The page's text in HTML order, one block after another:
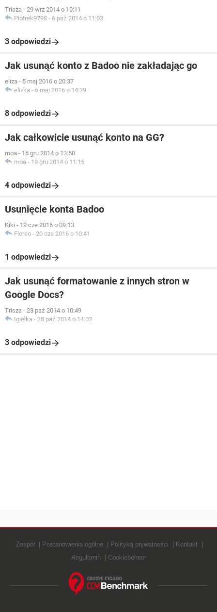
Trisza - 29 wrz 2014 o 10:11
Piotrek9798 - 6 paź 2014 o 11:03
3 odpowiedzi
Jak usunąć konto z Badoo nie zakładając go
eliza - 5 maj 2016 o 20:37
elizka - 6 maj 2016 o 14:29
8 odpowiedzi
Jak całkowicie usunąć konto na GG?
moa - 16 gru 2014 o 13:50
moa - 19 gru 2014 o 11:15
4 odpowiedzi
Usunięcie konta Badoo
Kiki - 19 cze 2016 o 09:13
Floreo - 20 cze 2016 o 10:41
1 odpowiedzi
Jak usunąć formatowanie z innych stron w
Google Docs?
Trisza - 23 paź 2014 o 10:49
Igiełka - 28 paź 2014 o 14:02
3 odpowiedzi
Zespół Postanowienia ogólne Polityką prywatności
Kontakt
Regulamin
Cookiebeheer